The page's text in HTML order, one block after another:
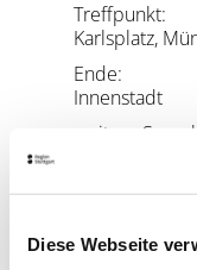
Diese Webseite
Treffpunkt:
Karlsplatz,
Ende:
Innenstadt
weitere
Englisch,
zubuchbare